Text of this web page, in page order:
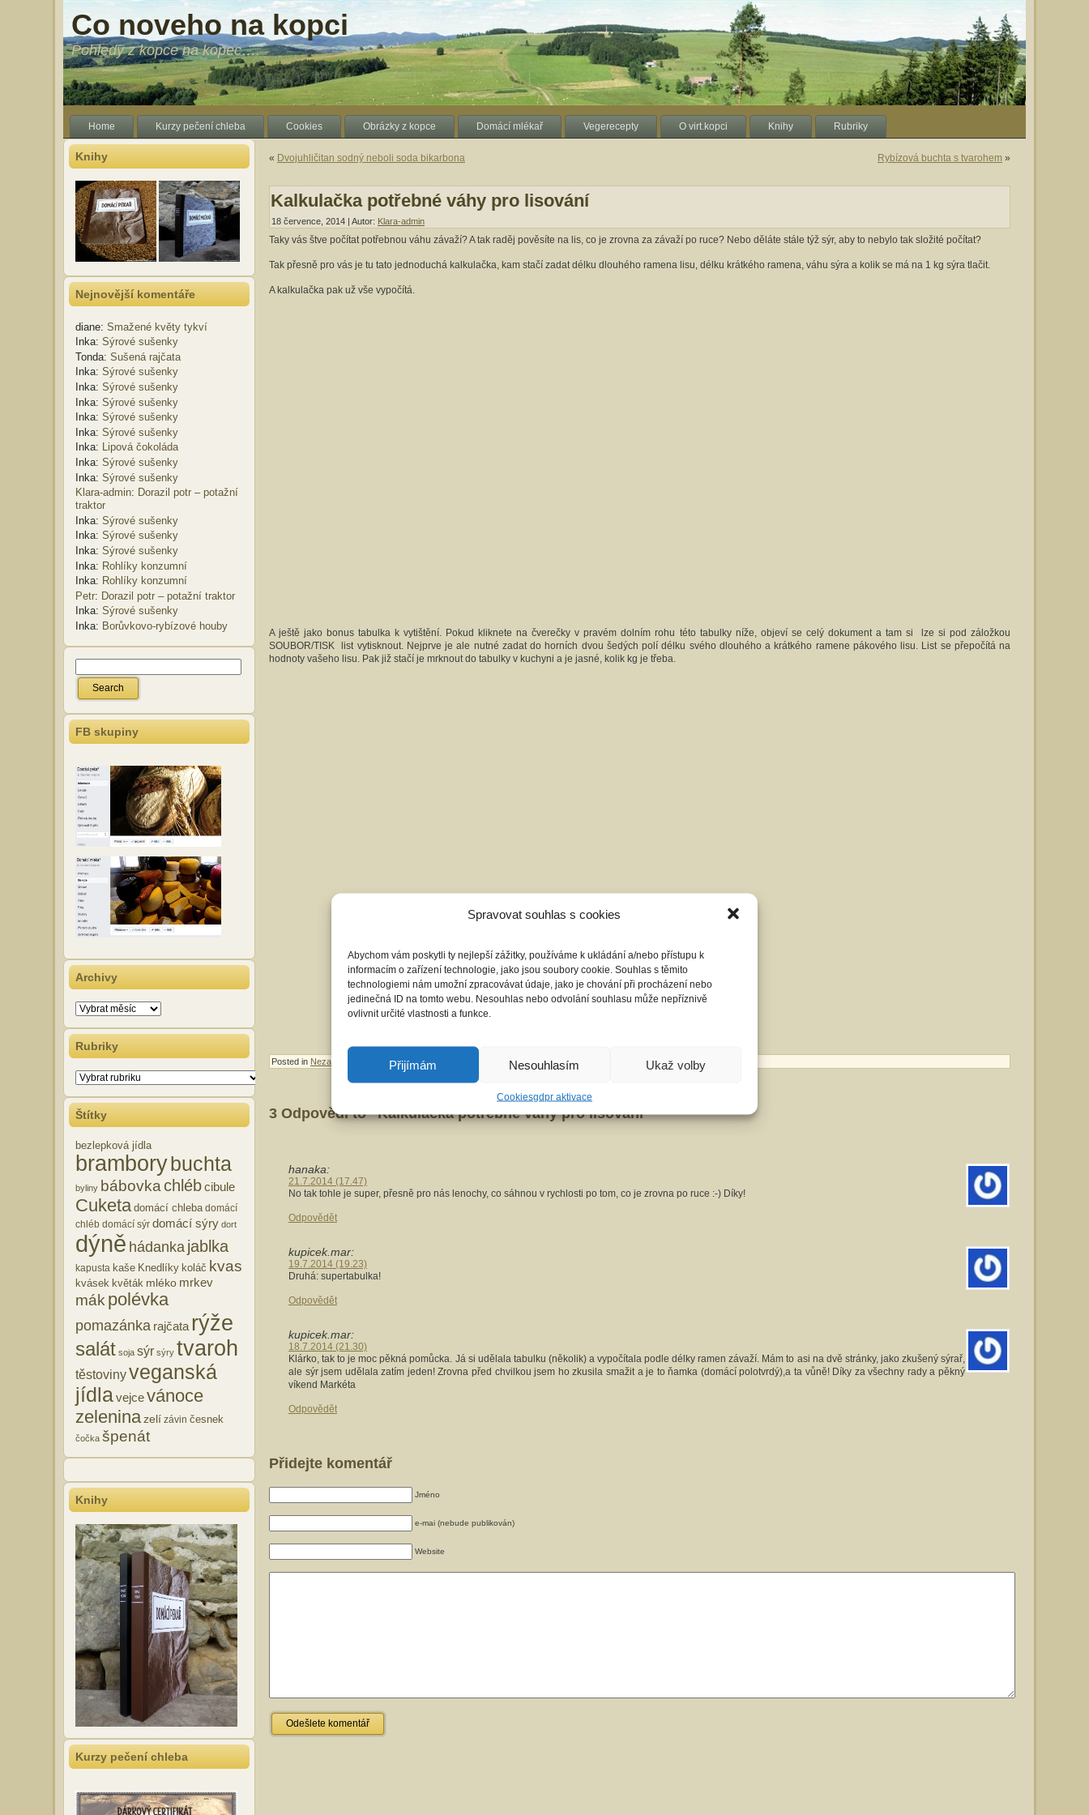
Spravovat souhlas s cookies
Abychom vám poskytli ty nejlepší zážitky, používáme k ukládání a/nebo přístupu k
informacím o zařízení technologie, jako jsou soubory cookie. Souhlas s těmito
technologiemi nám umožní zpracovávat údaje, jako je chování při procházení nebo
jedinečná ID na tomto webu. Nesouhlas nebo odvolání souhlasu může nepříznivě
ovlivnit určité vlastnosti a funkce.
Přijímám Nesouhlasím Ukaž volby
Cookiesgdpr aktivace
Co noveho na kopci
Pohledy z kopce na kopec….
Home Kurzy pečení chleba Cookies Obrázky z kopce Domácí mlékař Vegerecepty O virt.kopci Knihy Rubriky
Knihy
Nejnovější komentáře
diane: Smažené květy tykví
Inka: Sýrové sušenky
Tonda: Sušená rajčata
Inka: Sýrové sušenky
Inka: Sýrové sušenky
Inka: Sýrové sušenky
Inka: Sýrové sušenky
Inka: Sýrové sušenky
Inka: Lipová čokoláda
Inka: Sýrové sušenky
Inka: Sýrové sušenky
Klara-admin: Dorazil potr – potažní
traktor
Inka: Sýrové sušenky
Inka: Sýrové sušenky
Inka: Sýrové sušenky
Inka: Rohlíky konzumní
Inka: Rohlíky konzumní
Petr: Dorazil potr – potažní traktor
Inka: Sýrové sušenky
Inka: Borůvkovo-rybízové houby
FB skupiny
Archivy
Archivy
Rubriky
Rubriky
Štítky
bezlepková jídla
brambory buchta
byliny bábovkachlébcibule
Cuketa domácí chleba domácí
chléb domácí sýr domácí sýry dort
dýně hádanka jablka
kapusta kaše Knedlíky koláč kvas
kvásek květák mléko mrkev
mákpolévka
pomazánka rajčata rýže
salát soja sýr sýry tvaroh
těstovinyveganská
jídlavejcevánoce
zeleninazelí závin česnek
čočka špenát
Knihy
Kurzy pečení chleba
« Dvojuhličitan sodný neboli soda bikarbona Rybízová buchta s tvarohem »
Kalkulačka potřebné váhy pro lisování
18 července, 2014 | Autor: Klara-admin
Taky vás štve počítat potřebnou váhu závaží? A tak raděj pověsíte na lis, co je zrovna za závaží po ruce? Nebo děláte stále týž sýr, aby to nebylo tak složité počítat?
Tak přesně pro vás je tu tato jednoduchá kalkulačka, kam stačí zadat délku dlouhého ramena lisu, délku krátkého ramena, váhu sýra a kolik se má na 1 kg sýra tlačit.
A kalkulačka pak už vše vypočítá.
A ještě jako bonus tabulka k vytištění. Pokud kliknete na čverečky v pravém dolním rohu této tabulky níže, objeví se celý dokument a tam si lze si pod záložkou
SOUBOR/TISK list vytisknout. Nejprve je ale nutné zadat do horních dvou šedých polí délku svého dlouhého a krátkého ramene pákového lisu. List se přepočítá na
hodnoty vašeho lisu. Pak již stačí je mrknout do tabulky v kuchyni a je jasné, kolik kg je třeba.
Posted in Nezařazené
3 Odpovědi to “Kalkulačka potřebné váhy pro lisování”
hanaka:
21.7.2014 (17.47)
No tak tohle je super, přesně pro nás lenochy, co sáhnou v rychlosti po tom, co je zrovna po ruce :-) Díky!
Odpovědět
kupicek.mar:
19.7.2014 (19.23)
Druhá: supertabulka!
Odpovědět
kupicek.mar:
18.7.2014 (21.30)
Klárko, tak to je moc pěkná pomůcka. Já si udělala tabulku (několik) a vypočítala podle délky ramen závaží. Mám to asi na dvě stránky, jako zkušený sýrař,
ale sýr jsem udělala zatím jeden! Zrovna před chvilkou jsem ho zkusila smažit a je to ňamka (domácí polotvrdý),a ta vůně! Díky za všechny rady a pěkný
víkend Markéta
Odpovědět
Přidejte komentář
Jméno
e-mai (nebude publikován)
Website